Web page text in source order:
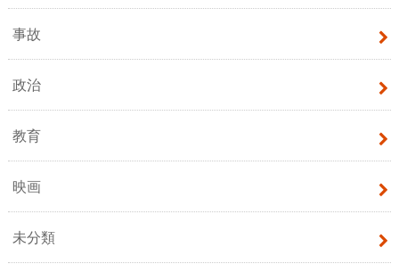
事故
政治
教育
映画
未分類